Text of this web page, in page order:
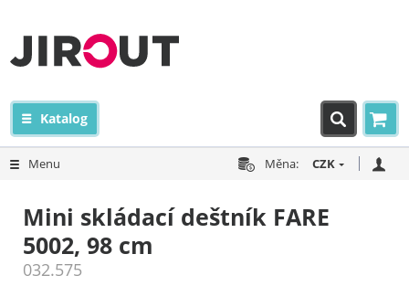
Katalog
Menu Měna: CZK
Mini skládací deštník FARE
5002, 98 cm
032.575